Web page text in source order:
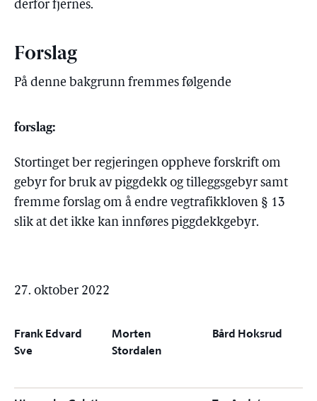
derfor fjernes.
Forslag
På denne bakgrunn fremmes følgende
forslag:
Stortinget ber regjeringen oppheve forskrift om
gebyr for bruk av piggdekk og tilleggsgebyr samt
fremme forslag om å endre vegtrafikkloven § 13
slik at det ikke kan innføres piggdekkgebyr.
27. oktober 2022
Frank Edvard
Sve
Morten
Stordalen
Bård Hoksrud